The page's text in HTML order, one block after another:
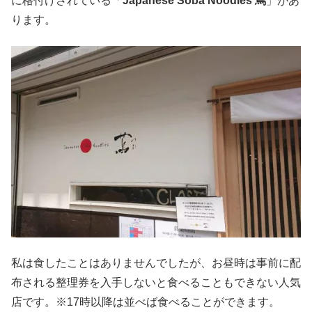
ります。
私は食したことはありませんでしたが、お昼時は事前に配
布される整理券を入手しないと食べることもできない人気
店です。※17時以降は並べば食べることができます。